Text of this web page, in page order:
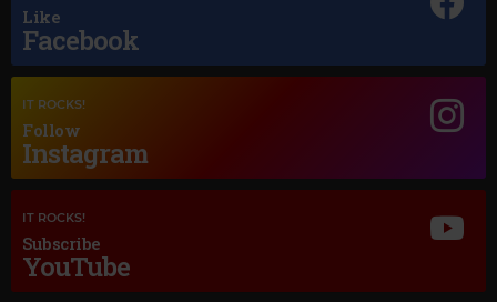
THE DAVE BRUBECK QUARTET
Like
Facebook
IT ROCKS!
Follow
Instagram
IT ROCKS!
Subscribe
YouTube